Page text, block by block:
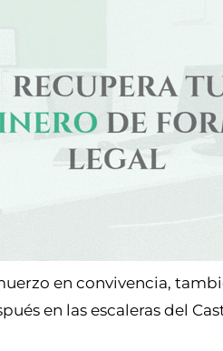
en convivencia,
en las escaleras del